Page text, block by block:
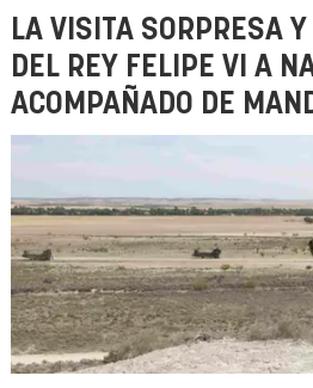
LA VISITA SORPRESA
DEL REY FELIPE VI A
ACOMPAÑADO DE